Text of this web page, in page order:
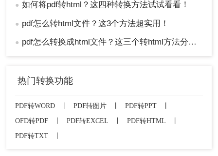
● 如何将pdf转html？这四种转换方法试试看看！
● pdf怎么转html文件？这3个方法超实用！
● pdf怎么转换成html文件？这三个转html方法分享给你！
热门转换功能
PDF转WORD PDF转图片 PDF转PPT
OFD转PDF
PDF转EXCEL PDF转HTML
PDF转TXT
丨